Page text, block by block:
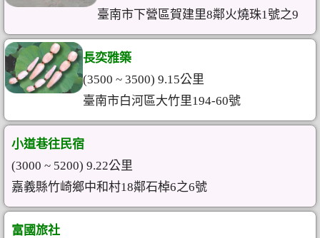
臺南市下營區賀建里8鄰火燒珠1號之9
長奕雅築
(3500 ~ 3500) 9.15公里
臺南市白河區大竹里194-60號
小道巷往民宿
(3000 ~ 5200) 9.22公里
嘉義縣竹崎鄉中和村18鄰石棹6之6號
富國旅社